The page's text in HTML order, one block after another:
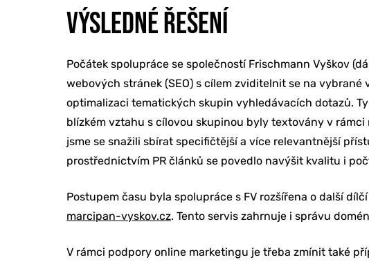
VÝSLEDNÉ ŘEŠENÍ
Počátek spolupráce se společností Frischmann Vyškov
webových stránek (SEO) s cílem zviditelnit se na
optimalizaci tematických skupin vyhledávacích dotazů.
blízkém vztahu s cílovou skupinou byly textovány v
jsme se snažili sbírat specifičtější a více relevantnější
prostřednictvím PR článků se povedlo navýšit kvalitu i
Postupem času byla spolupráce s FV rozšířena o další
marcipan-vyskov.cz. Tento servis zahrnuje i správu
V rámci podpory online marketingu je třeba zmínit také